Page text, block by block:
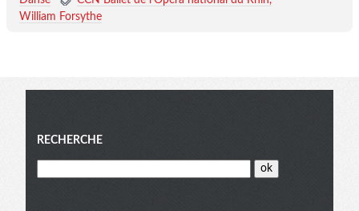
William Forsythe
Menu
RECHERCHE